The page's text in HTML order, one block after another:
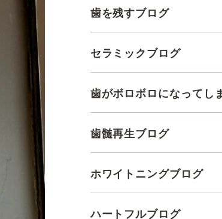
歯を残すブログ
セラミックブログ
歯がボロボロになってし
歯髄再生ブログ
ホワイトニングブログ
ハートフルブログ